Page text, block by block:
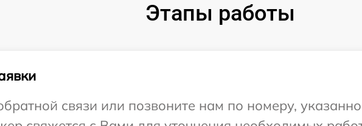
Этапы работы
связи или позвоните нам по номеру,